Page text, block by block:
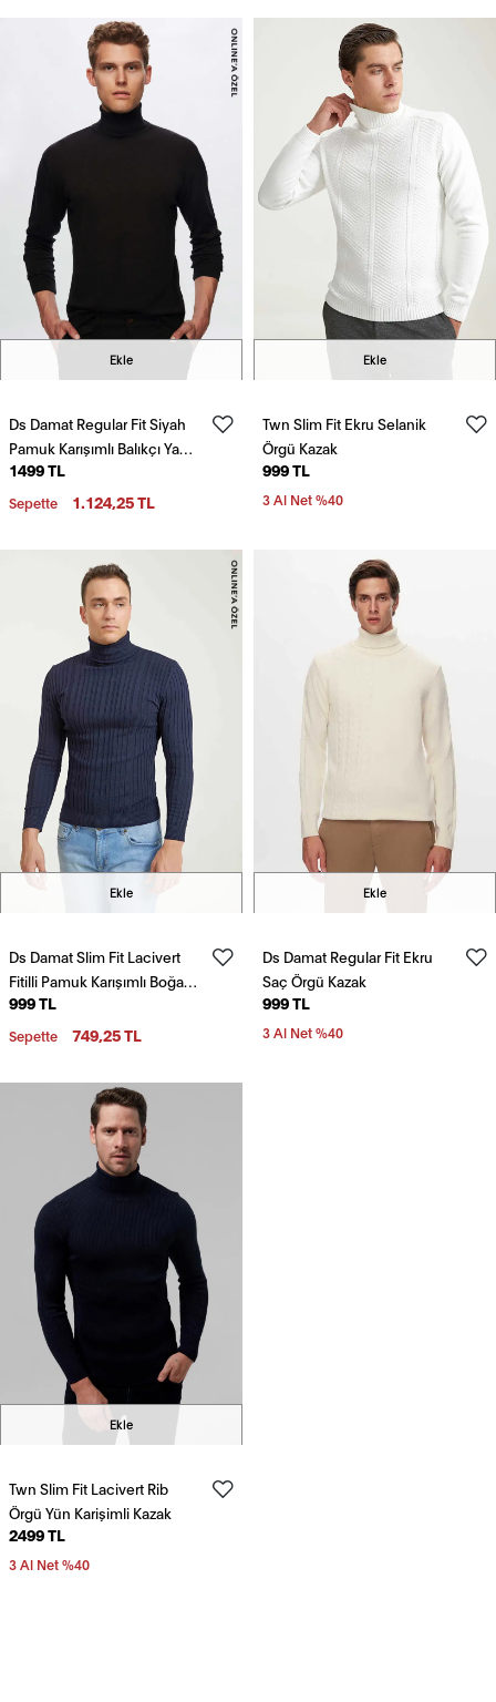
Ekle
Ds Damat Regular Fit Siyah
Pamuk Karışımlı Balıkçı Yaka
Triko Kazak
1499 TL
Sepette 1.124,25 TL
Ekle
Twn Slim Fit Ekru Selanik
Örgü Kazak
999 TL
3 Al Net %40
Ekle
Ds Damat Slim Fit Lacivert
Fitilli Pamuk Karışımlı Boğazlı
Triko Kazak
999 TL
Sepette 749,25 TL
Ekle
Ds Damat Regular Fit Ekru
Saç Örgü Kazak
999 TL
3 Al Net %40
Ekle
Twn Slim Fit Lacivert Rib
Örgü Yün Karişimli Kazak
2499 TL
3 Al Net %40